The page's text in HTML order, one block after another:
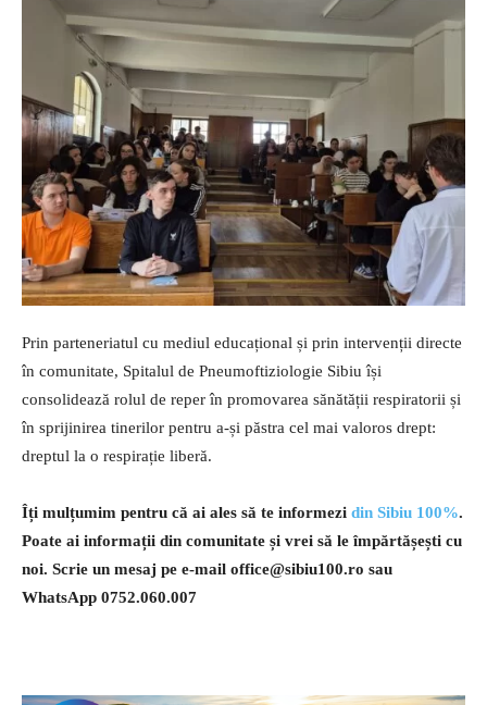
Prin parteneriatul cu mediul educațional și prin intervenții directe
în comunitate, Spitalul de Pneumoftiziologie Sibiu își
consolidează rolul de reper în promovarea sănătății respiratorii și
în sprijinirea tinerilor pentru a-și păstra cel mai valoros drept:
dreptul la o respirație liberă.
Îți mulțumim pentru că ai ales să te informezi din Sibiu 100%.
Poate ai informații din comunitate și vrei să le împărtășești cu
noi. Scrie un mesaj pe e-mail office@sibiu100.ro sau
WhatsApp 0752.060.007